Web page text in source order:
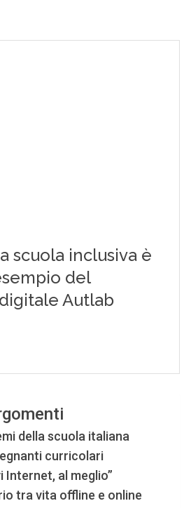
della scuola italiana
curricolari
Internet, al meglio”
tra vita offline e online